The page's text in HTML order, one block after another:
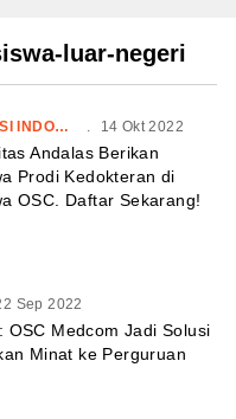
luar-negeri
INSPIRASI INDONESIA . 14 Okt 2022
Andalas Berikan
Prodi Kedokteran di
OSC. Daftar Sekarang!
Sep 2022
OSC Medcom Jadi Solusi
Minat ke Perguruan